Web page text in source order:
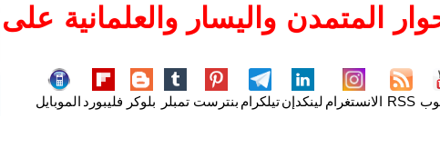
المتمدن واليسار والعلمانية على
RSS الانستغرام لينكدإنتيلكرام بنترست تمبلر بلوكر فليبورد الموبايل